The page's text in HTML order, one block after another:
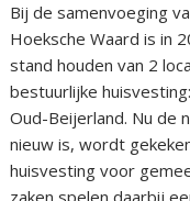
Bij de samenvoeging
Hoeksche Waard is in
stand houden van 2
bestuurlijke
Oud-Beijerland. Nu de
nieuw is, wordt
huisvesting voor